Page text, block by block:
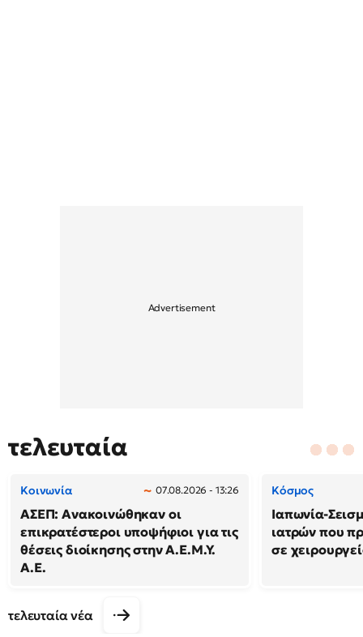
τελευταία
Κοινωνία 07.08.2026 - 13:26
ΑΣΕΠ: Ανακοινώθηκαν οι
επικρατέστεροι υποψήφιοι για τις
θέσεις διοίκησης στην Α.Ε.Μ.Υ.
Α.Ε.
Κόσμος
Ιαπωνία-
ιατρών που
σε
τελευταία νέα